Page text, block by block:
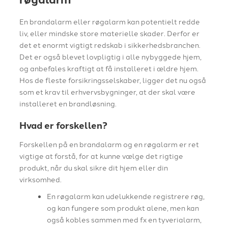
En brandalarm eller røgalarm kan potentielt redde
liv, eller mindske store materielle skader. Derfor er
det et enormt vigtigt redskab i sikkerhedsbranchen.
Det er også blevet lovpligtig i alle nybyggede hjem,
og anbefales kraftigt at få installeret i ældre hjem.
Hos de fleste forsikringsselskaber, ligger det nu også
som et krav til erhvervsbygninger, at der skal være
installeret en brandløsning.
Hvad er forskellen?
Forskellen på en brandalarm og en røgalarm er ret
vigtige at forstå, for at kunne vælge det rigtige
produkt, når du skal sikre dit hjem eller din
virksomhed.
En røgalarm kan udelukkende registrere røg,
og kan fungere som produkt alene, men kan
også kobles sammen med fx en tyverialarm,